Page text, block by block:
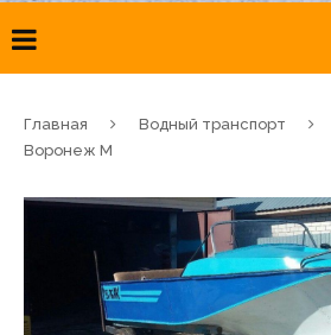
Главная Водный транспорт
Воронеж М